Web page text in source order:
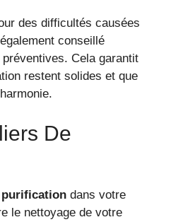
des difficultés causées
conseillé
préventives. Cela garantit
restent solides et que
De
dans votre
le nettoyage de votre